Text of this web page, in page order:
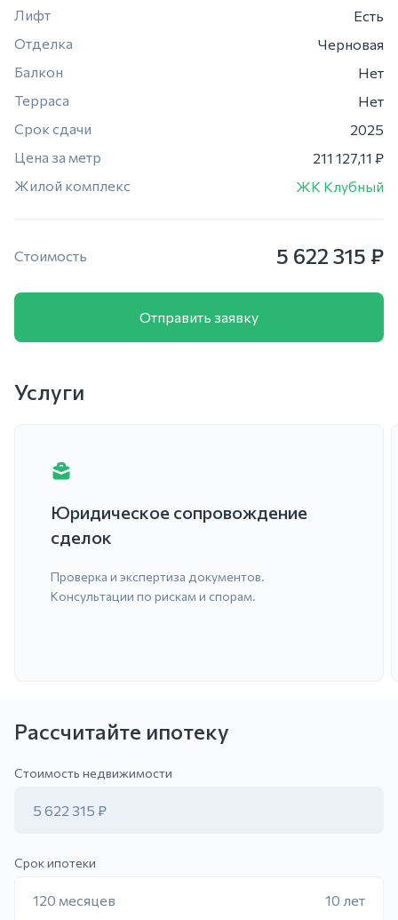
Лифт
Есть
Отделка
Черновая
Балкон
Нет
Терраса
Нет
Срок сдачи
2025
Цена за метр
211 127,11 ₽
Жилой комплекс
ЖК Клубный
Стоимость 5 622 315 ₽
Отправить заявку
Услуги
Юридическое сопровождение
сделок
Проверка и экспертиза документов.
Консультации по рискам и спорам.
Рассчитайте ипотеку
Стоимость недвижимости
5 622 315 ₽
Срок ипотеки
120 месяцев 10 лет